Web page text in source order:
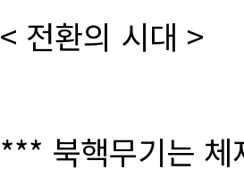
< 전환의 시대 >
*** 북핵무기는